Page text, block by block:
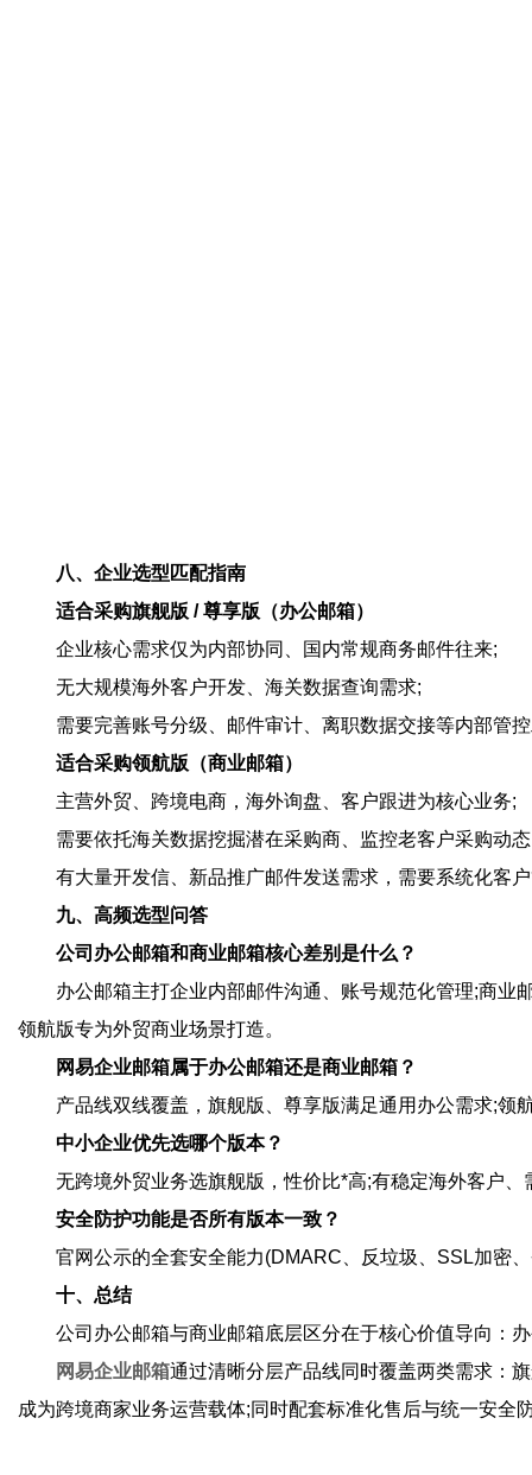
八、企业选型匹配指南
适合采购旗舰版 / 尊享版（办公邮箱）
企业核心需求仅为内部协同、国内常规商务邮件往来;
无大规模海外客户开发、海关数据查询需求;
需要完善账号分级、邮件审计、离职数据交接等内部管
适合采购领航版（商业邮箱）
主营外贸、跨境电商，海外询盘、客户跟进为核心业务;
需要依托海关数据挖掘潜在采购商、监控老客户采购动
有大量开发信、新品推广邮件发送需求，需要系统化客
九、高频选型问答
公司办公邮箱和商业邮箱核心差别是什么？
办公邮箱主打企业内部邮件沟通、账号规范化管理;商
领航版专为外贸商业场景打造。
网易企业邮箱属于办公邮箱还是商业邮箱？
产品线双线覆盖，旗舰版、尊享版满足通用办公需求;领
中小企业优先选哪个版本？
无跨境外贸业务选旗舰版，性价比*高;有稳定海外客户
安全防护功能是否所有版本一致？
官网公示的全套安全能力(DMARC、反垃圾、SSL加密
十、总结
公司办公邮箱与商业邮箱底层区分在于核心价值导向：
网易企业邮箱通过清晰分层产品线同时覆盖两类需求：
成为跨境商家业务运营载体;同时配套标准化售后与统一安全